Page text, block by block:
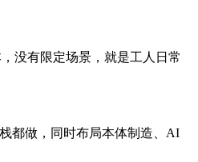
没有限定场景，就是工人日常
都做，同时布局本体制造、AI